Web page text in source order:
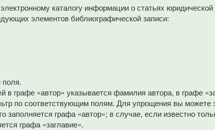
каталогу информации о статьях
элементов библиографической записи:
в графе «автор» указывается фамилия автора, в графе
по соответствующим полям. Для упрощения вы
заполняется графа «автор»; в случае, если известно
графа «заглавие».